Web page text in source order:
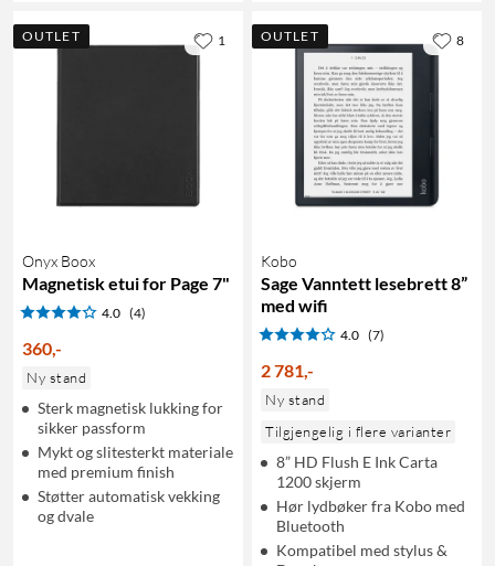
OUTLET
Onyx Boox
Magnetisk etui for Page 7"
4.0 (4)
360,-
Ny stand
Sterk magnetisk lukking for
sikker passform
Mykt og slitesterkt materiale
med premium finish
Støtter automatisk vekking
og dvale
1 OUTLET
Kobo
Sage Vanntett lesebrett 8”
med wifi
4.0 (7)
2 781,-
Ny stand
Tilgjengelig i flere varianter
8” HD Flush E Ink Carta
1200 skjerm
Hør lydbøker fra Kobo med
Bluetooth
Kompatibel med stylus &
8